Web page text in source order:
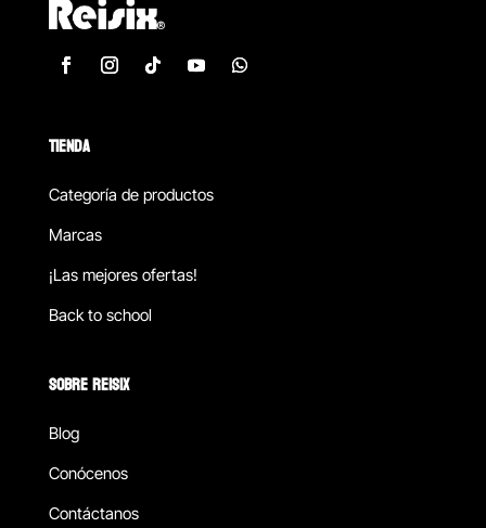
TIENDA
Categoría de productos
Marcas
¡Las mejores ofertas!
Back to school
SOBRE REISIX
Blog
Conócenos
Contáctanos